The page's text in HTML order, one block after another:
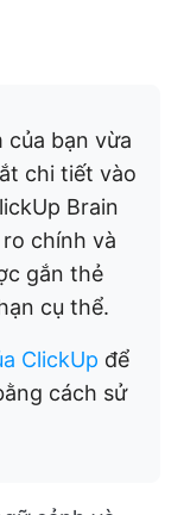
của bạn vừa
chi tiết vào
Brain
chính và
gắn thẻ
cụ thể.
ClickUp để
cách sử